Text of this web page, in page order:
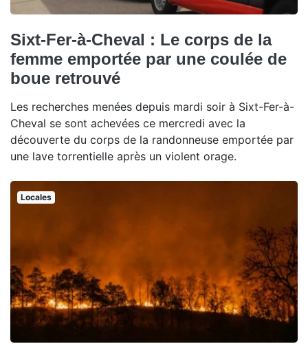
Sixt-Fer-à-Cheval : Le corps de la
femme emportée par une coulée de
boue retrouvé
Les recherches menées depuis mardi soir à Sixt-Fer-à-
Cheval se sont achevées ce mercredi avec la
découverte du corps de la randonneuse emportée par
une lave torrentielle après un violent orage.
Locales